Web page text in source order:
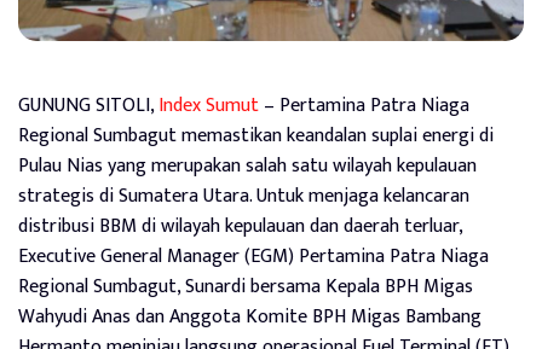
GUNUNG SITOLI,Index Sumut– Pertamina Patra Niaga
Regional Sumbagut memastikan keandalan suplai energi di
Pulau Nias yang merupakan salah satu wilayah kepulauan
strategis di Sumatera Utara. Untuk menjaga kelancaran
distribusi BBM di wilayah kepulauan dan daerah terluar,
Executive General Manager (EGM) Pertamina Patra Niaga
Regional Sumbagut, Sunardi bersama Kepala BPH Migas
Wahyudi Anas dan Anggota Komite BPH Migas Bambang